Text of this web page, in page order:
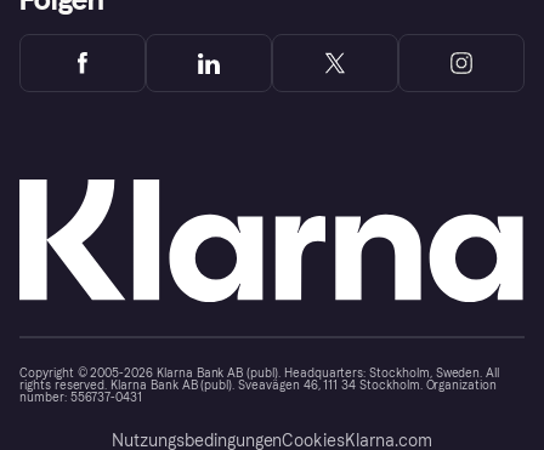
Copyright © 2005-2026 Klarna Bank AB (publ). Headquarters: Stockholm, Sweden. All
rights reserved. Klarna Bank AB (publ). Sveavägen 46, 111 34 Stockholm. Organization
number: 556737-0431
NutzungsbedingungenCookiesKlarna.com